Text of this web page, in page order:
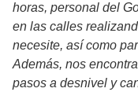
horas, personal del
en las calles
necesite, así como
Además, nos
pasos a desnivel y